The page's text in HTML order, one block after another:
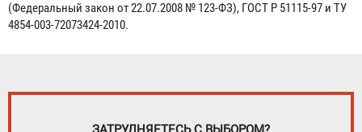
(Федеральный закон от 22.07.2008 № 123-ФЗ), ГОСТ Р 51115-97 и ТУ
4854-003-72073424-2010.